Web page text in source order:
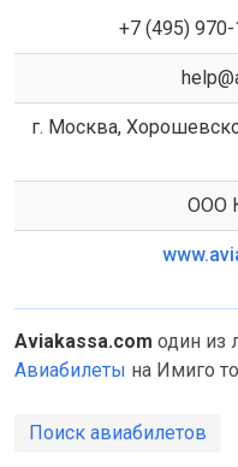
+7 (495) 970-
г. Москва,
ООО
Aviakassa.com один из
Авиабилеты на Имиго
Поиск авиабилетов